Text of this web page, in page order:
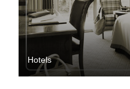
Hotels